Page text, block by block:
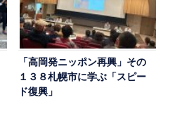
「高岡発ニッポン再興」その
１３８札幌市に学ぶ「スピー
ド復興」